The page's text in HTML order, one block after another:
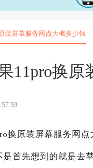
装屏幕服务网点大概多少钱
11pro换
换原装屏幕服务网
是首先想到的就是去